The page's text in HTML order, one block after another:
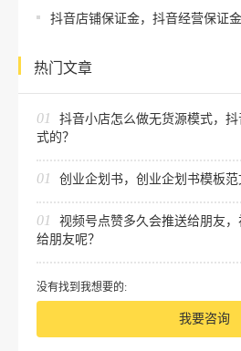
抖音店铺保证金，抖音经营保证金
热门文章
01
抖音小店怎么做无货源模式，
式的？
01 创业企划书，创业企划书模板范
01
视频号点赞多久会推送给朋友
给朋友呢？
没有找到我想要的:
我要咨询